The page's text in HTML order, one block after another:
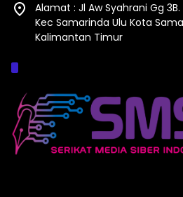
Alamat : Jl Aw Syahrani Gg
Kec Samarinda Ulu Kota
Kalimantan Timur